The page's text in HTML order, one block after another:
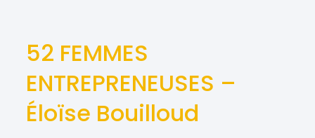
52 FEMMES
ENTREPRENEUSES –
Éloïse Bouilloud